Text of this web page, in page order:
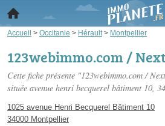
Accueil > Occitanie > Hérault > Montpellier
123webimmo.com /
Cette fiche présente "123webimmo.com /
située avenue henri becquerel bâtiment 10,
1025 avenue Henri Becquerel Bâtiment 10
34000 Montpellier